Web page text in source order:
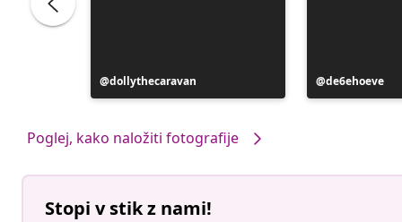
Objavo
je
dollythecaravan
Objavo
je
de6ehoeve
Poglej, kako naložiti fotografije
Stopi v stik z nami!